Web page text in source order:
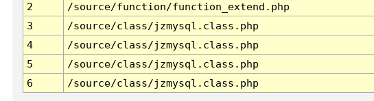
2
/source/function/function_extend.php
3
/source/class/jzmysql.class.php
4
/source/class/jzmysql.class.php
5
/source/class/jzmysql.class.php
6
/source/class/jzmysql.class.php